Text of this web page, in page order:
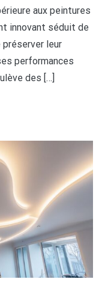
aux peintures
innovant séduit de
leur
performances
des […]